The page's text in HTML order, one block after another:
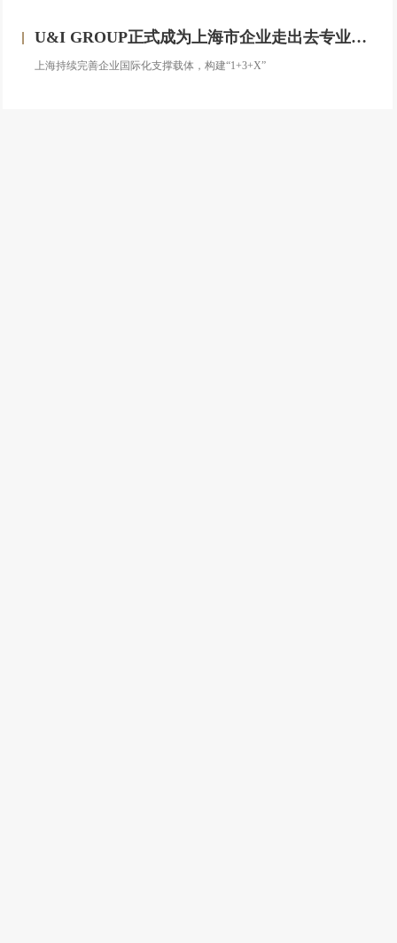
U&I GROUP正式成为上海市企业走出去专业服务联盟成员
上海持续完善企业国际化支撑载体，构建“1+3+X”